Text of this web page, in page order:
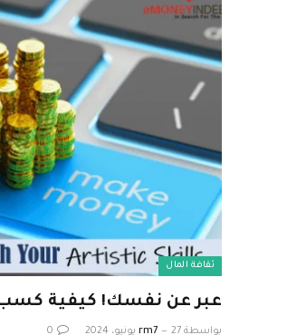
ثقافة المال
عبر عن نفسك! كيفية كسب
بواسطة rm7 27 يونيو، 2024 0